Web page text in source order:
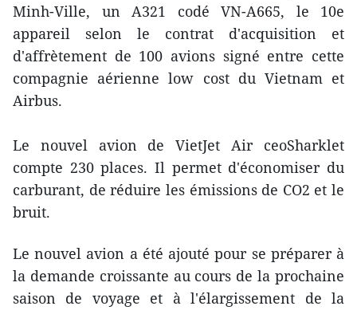
Minh-Ville, un A321 codé VN-A665, le 10e
appareil selon le contrat d'acquisition et
d'affrètement de 100 avions signé entre cette
compagnie aérienne low cost du Vietnam et
Airbus.
Le nouvel avion de VietJet Air ceoSharklet
compte 230 places. Il permet d'économiser du
carburant, de réduire les émissions de CO2 et le
bruit.
Le nouvel avion a été ajouté pour se préparer à
la demande croissante au cours de la prochaine
saison de voyage et à l'élargissement de la